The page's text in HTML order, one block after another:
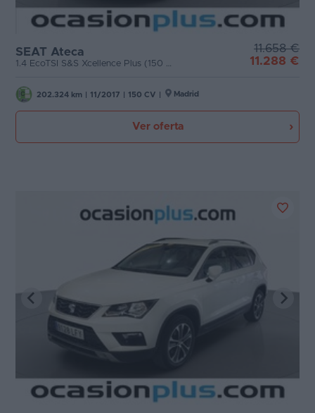
SEAT Ateca
1.4 EcoTSI S&S Xcellence Plus (150 CV)
11.658 €
11.288 €
202.324 km 11/2017 150 CV Madrid
Ver oferta